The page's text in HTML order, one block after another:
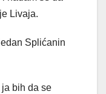
Livaja.
Splićanin
bih da se